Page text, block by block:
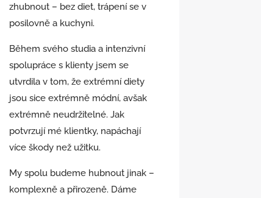
zhubnout – bez diet, trápení se v
posilovně a kuchyni.
Během svého studia a intenzivní
spolupráce s klienty jsem se
utvrdila v tom, že extrémní diety
jsou sice extrémně módní, avšak
extrémně neudržitelné. Jak
potvrzují mé klientky, napáchají
více škody než užitku.
My spolu budeme hubnout jinak –
komplexně a přirozeně. Dáme